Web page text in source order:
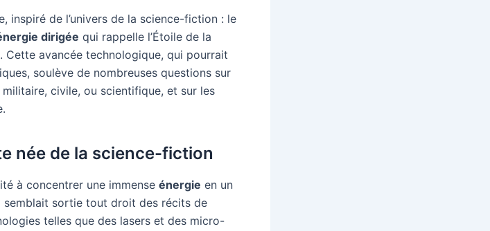
inspiré de l’univers de la science-fiction : le
dirigée qui rappelle l’Étoile de la
Cette avancée technologique, qui pourrait
soulève de nombreuses questions sur
civile, ou scientifique, et sur les
née de la science-fiction
à concentrer une immense énergie en un
semblait sortie tout droit des récits de
telles que des lasers et des micro-